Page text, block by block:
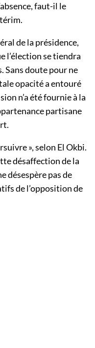
faut-il le
de la présidence,
l’élection se tiendra
Sans doute pour ne
opacité a entouré
n’a été fournie à la
partisane
», selon El Okbi.
désaffection de la
désespère pas de
de l’opposition de